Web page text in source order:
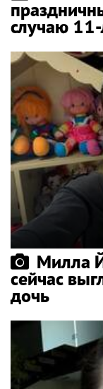
случаю
Милла
сейчас
дочь